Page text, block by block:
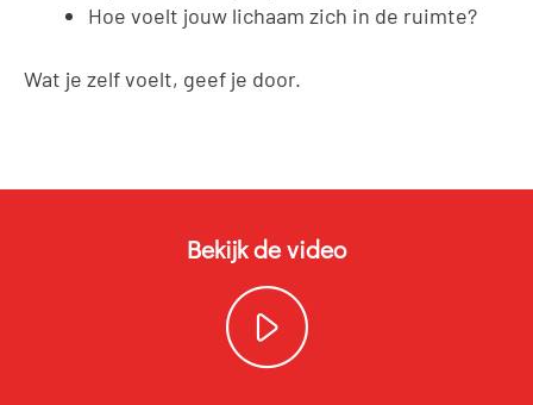
Hoe voelt jouw lichaam zich in de ruimte?
Wat je zelf voelt, geef je door.
Bekijk de video